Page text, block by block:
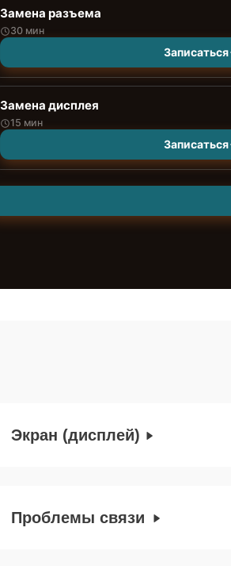
Замена разъема
30 мин
Записаться
Замена дисплея
15 мин
Записаться
Экран (дисплей)
Проблемы связи